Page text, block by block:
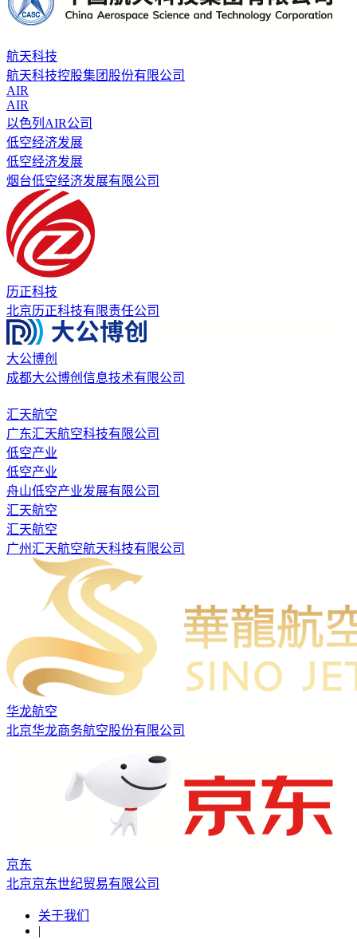
航天科技
航天科技控股集团股份有限公司
AIR
AIR
以色列AIR公司
低空经济发展
低空经济发展
烟台低空经济发展有限公司
历正科技
北京历正科技有限责任公司
大公博创
成都大公博创信息技术有限公司
汇天航空
广东汇天航空科技有限公司
低空产业
低空产业
舟山低空产业发展有限公司
汇天航空
汇天航空
广州汇天航空航天科技有限公司
华龙航空
北京华龙商务航空股份有限公司
京东
北京京东世纪贸易有限公司
关于我们
|